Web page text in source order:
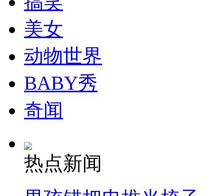
消防员救轻生者
纽约上演“枕头大战”
司机酒驾遇交警 急速倒车逃窜
美女
动物世界
BABY秀
奇闻
热点新闻